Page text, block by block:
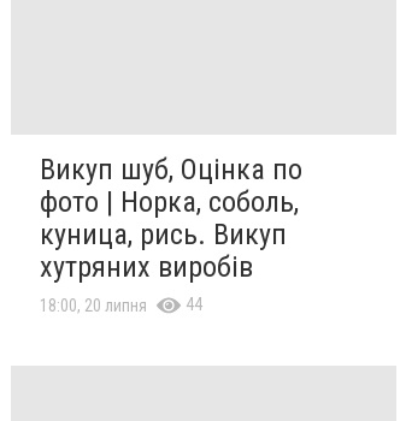
Викуп шуб, Оцінка по
фото | Норка, соболь,
куница, рись. Викуп
хутряних виробів
18:00, 20 липня 44